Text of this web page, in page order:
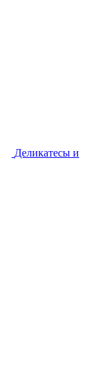
Деликатесы и